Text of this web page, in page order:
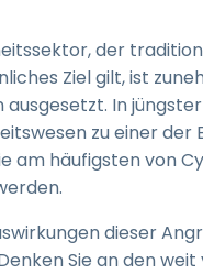
der
Ziel gilt, ist
ausgesetzt. In
zu einer der
am häufigsten von
dieser
Sie an den